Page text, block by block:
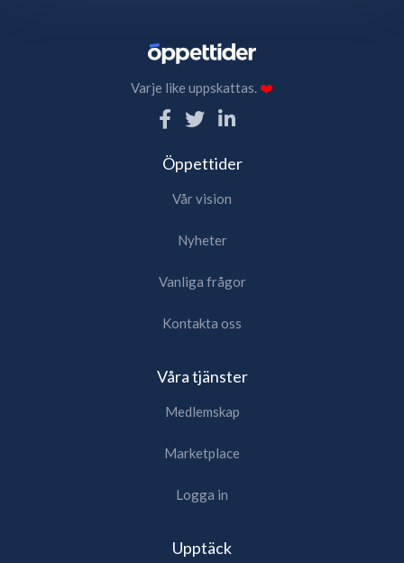
Varje like uppskattas.❤️
Öppettider
Vår vision
Nyheter
Vanliga frågor
Kontakta oss
Våra tjänster
Medlemskap
Marketplace
Logga in
Upptäck